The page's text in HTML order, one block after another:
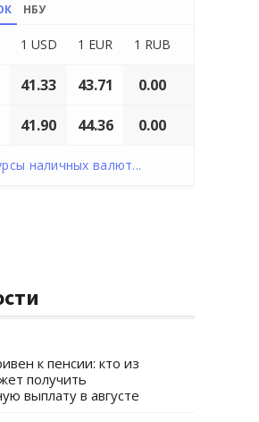
НБУ
1 USD 1 EUR 1 RUB
41.33 43.71 0.00
41.90 44.36 0.00
наличных валют...
к пенсии: кто из
получить
выплату в августе